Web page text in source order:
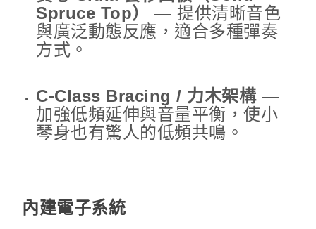
Spruce Top）
— 提供清晰音色
與廣泛動態反應，適合多種彈奏
方式。
C-Class Bracing / 力木架構—
加強低頻延伸與音量平衡，使小
琴身也有驚人的低頻共鳴。
內建電子系統